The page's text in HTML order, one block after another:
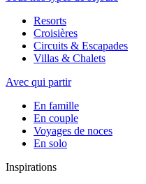
Resorts
Croisières
Circuits & Escapades
Villas & Chalets
Avec qui partir
En famille
En couple
Voyages de noces
En solo
Inspirations